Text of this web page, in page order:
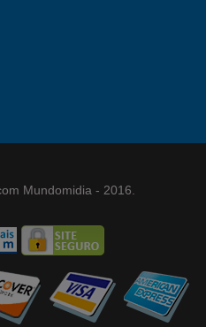
Mundomidia - 2016.